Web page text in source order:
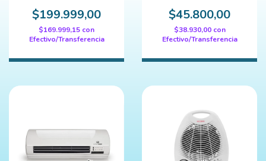
$199.999,00
$169.999,15 con
Efectivo/Transferencia
$45.800,00
$38.930,00 con
Efectivo/Transferencia